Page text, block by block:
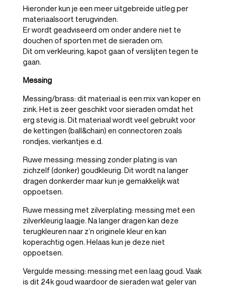
Hieronder kun je een meer uitgebreide uitleg per
materiaalsoort terugvinden.
Er wordt geadviseerd om onder andere niet te
douchen of sporten met de sieraden om.
Dit om verkleuring, kapot gaan of verslijten tegen te
gaan.
Messing
Messing/brass: dit materiaal is een mix van koper en
zink. Het is zeer geschikt voor sieraden omdat het
erg stevig is. Dit materiaal wordt veel gebruikt voor
de kettingen (ball&chain) en connectoren zoals
rondjes, vierkantjes e.d.
Ruwe messing: messing zonder plating is van
zichzelf (donker) goudkleurig. Dit wordt na langer
dragen donkerder maar kun je gemakkelijk wat
oppoetsen.
Ruwe messing met zilverplating: messing met een
zilverkleurig laagje. Na langer dragen kan deze
terugkleuren naar z’n originele kleur en kan
koperachtig ogen. Helaas kun je deze niet
oppoetsen.
Vergulde messing: messing met een laag goud. Vaak
is dit 24k goud waardoor de sieraden wat geler van